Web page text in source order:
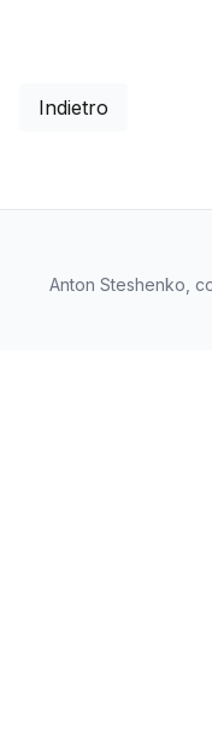
Indietro
Anton Steshenko,